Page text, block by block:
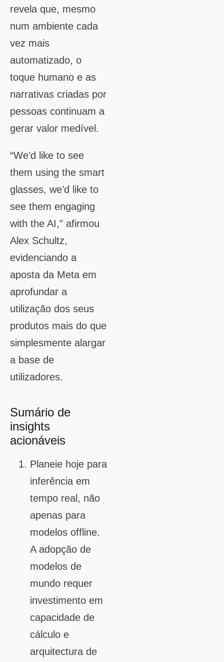
revela que, mesmo
num ambiente cada
vez mais
automatizado, o
toque humano e as
narrativas criadas por
pessoas continuam a
gerar valor medível.
“We’d like to see
them using the smart
glasses, we’d like to
see them engaging
with the AI,” afirmou
Alex Schultz,
evidenciando a
aposta da Meta em
aprofundar a
utilização dos seus
produtos mais do que
simplesmente alargar
a base de
utilizadores.
Sumário de
insights
acionáveis
Planeie hoje para
inferência em
tempo real, não
apenas para
modelos offline.
A adopção de
modelos de
mundo requer
investimento em
capacidade de
cálculo e
arquitectura de